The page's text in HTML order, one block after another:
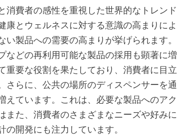
消費者の感性を重視した世界的なトレンド
とウェルネスに対する意識の高まりによ
製品への需要の高まりが挙げられます。
などの再利用可能な製品の採用も顕著に増
重要な役割を果たしており、消費者に目立
さらに、公共の場所のディスペンサーを通
えています。これは、必要な製品へのアク
また、消費者のさまざまなニーズや好みに
開発にも注力しています。